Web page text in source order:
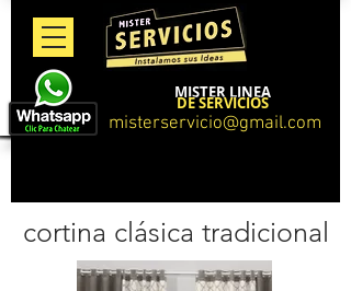
MISTER LINEA
DE SERVICIOS
misterservicio@gmail.com
cortina clásica tradicional